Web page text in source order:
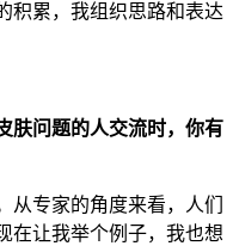
积累，我组织思路和表达
肤问题的人交流时，你有
从专家的角度来看，人们
在让我举个例子，我也想